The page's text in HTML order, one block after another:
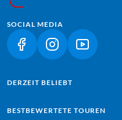
SOCIAL MEDIA
(LINK ÖFFNET IN
(LINK ÖFFNET
(LINK
DERZEIT BELIEBT
Lissabon - Sagres
BESTBEWERTETE TOUREN